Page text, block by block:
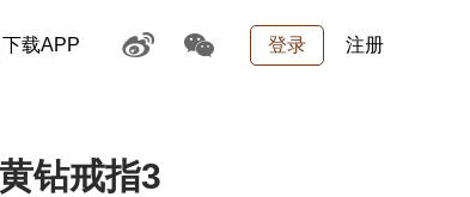
登录 注册
下载APP
钻戒指3